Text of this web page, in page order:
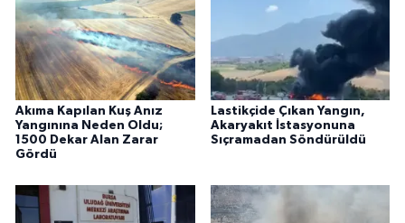
Akıma Kapılan Kuş Anız
Yangınına Neden Oldu;
1500 Dekar Alan Zarar
Gördü
Lastikçide Çıkan Yangın,
Akaryakıt İstasyonuna
Sıçramadan Söndürüldü